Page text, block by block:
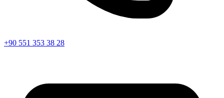
+90 551 353 38 28